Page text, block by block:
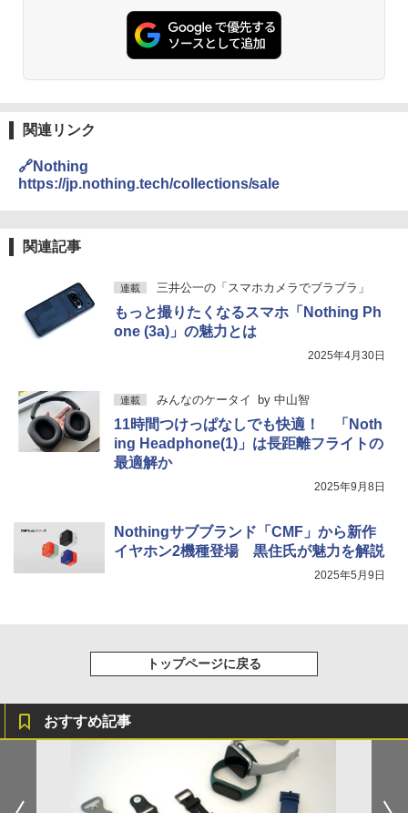
関連リンク
🔗Nothing
https://jp.nothing.tech/collections/sale
関連記事
連載 三井公一の「スマホカメラでブラブラ」
もっと撮りたくなるスマホ「Nothing Ph
one (3a)」の魅力とは
2025年4月30日
連載 みんなのケータイ by 中山智
11時間つけっぱなしでも快適！ 「Noth
ing Headphone(1)」は長距離フライトの
最適解か
2025年9月8日
Nothingサブブランド「CMF」から新作
イヤホン2機種登場 黒住氏が魅力を解説
2025年5月9日
トップページに戻る
おすすめ記事